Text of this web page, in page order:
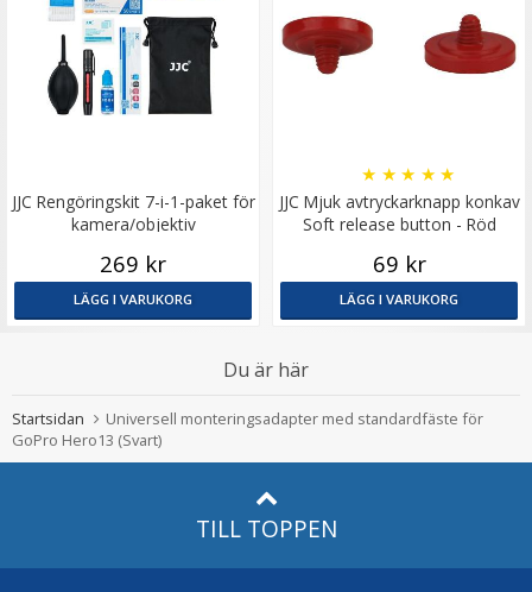
JJC Rengöringskit 7-i-1-paket för
kamera/objektiv
269 kr
LÄGG I VARUKORG
JJC Mjuk avtryckarknapp konkav
Soft release button - Röd
★ ★ ★ ★ ★
69 kr
LÄGG I VARUKORG
Du är här
Startsidan
Universell monteringsadapter med standardfäste för
GoPro Hero13 (Svart)
TILL TOPPEN